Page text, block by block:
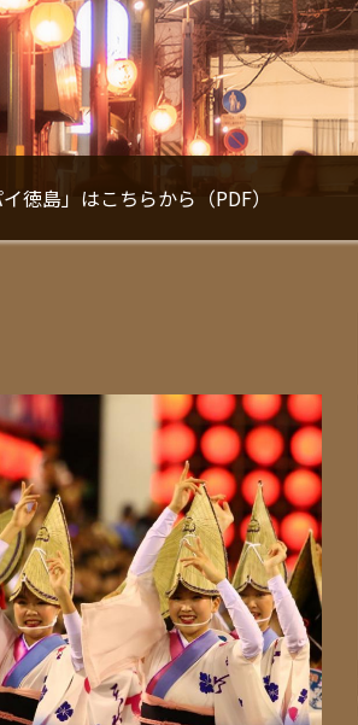
イ徳島」はこちらから（PDF）